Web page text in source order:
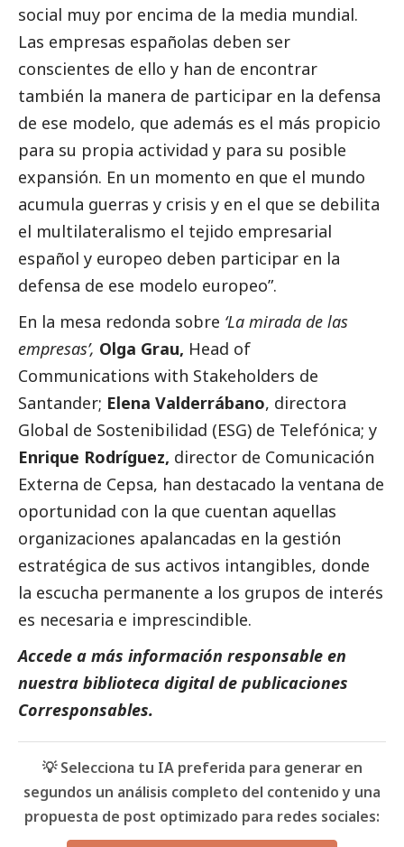
social muy por encima de la media mundial.
Las empresas españolas deben ser
conscientes de ello y han de encontrar
también la manera de participar en la defensa
de ese modelo, que además es el más propicio
para su propia actividad y para su posible
expansión. En un momento en que el mundo
acumula guerras y crisis y en el que se debilita
el multilateralismo el tejido empresarial
español y europeo deben participar en la
defensa de ese modelo europeo”.
En la mesa redonda sobre ‘La mirada de las
empresas’, Olga Grau, Head of
Communications with Stakeholders de
Santander; Elena Valderrábano, directora
Global de Sostenibilidad (ESG) de Telefónica; y
Enrique Rodríguez, director de Comunicación
Externa de Cepsa, han destacado la ventana de
oportunidad con la que cuentan aquellas
organizaciones apalancadas en la gestión
estratégica de sus activos intangibles, donde
la escucha permanente a los grupos de interés
es necesaria e imprescindible.
Accede a más información responsable en
nuestra biblioteca digital de publicaciones
Corresponsables.
💡 Selecciona tu IA preferida para generar en
segundos un análisis completo del contenido y una
propuesta de post optimizado para redes sociales: